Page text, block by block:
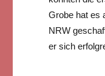
Grobe hat es
NRW
er sich